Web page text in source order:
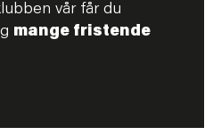
vår får du
mange fristende